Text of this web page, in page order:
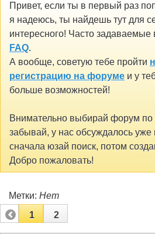
Привет, если ты в первый раз
я надеюсь, ты найдешь тут для
интересного! Часто
FAQ.
А вообще, советую тебе пройти
регистрацию на форуме и у
больше возможностей!
Внимательно выбирай форум по
забывай, у нас обсуждалось уже
сначала юзай поиск, потом
Добро пожаловать!
Метки: Нет
1
2